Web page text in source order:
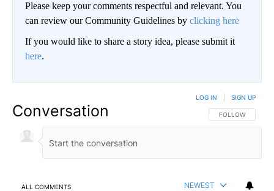
Please keep your comments respectful and relevant. You
can review our Community Guidelines by clicking here
If you would like to share a story idea, please submit it
here.
Conversation FOLLOW THIS
FOLLOW
LOG IN SIGN UP
ALL COMMENTS NEWEST